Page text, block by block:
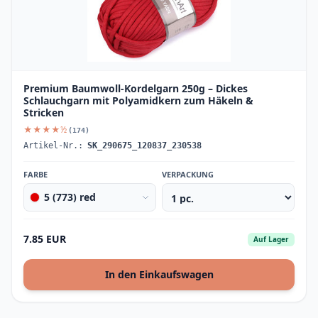
Premium Baumwoll-Kordelgarn 250g – Dickes
Schlauchgarn mit Polyamidkern zum Häkeln &
Stricken
★★★★½ (174)
Artikel-Nr.: SK_290675_120837_230538
FARBE
5 (773) red
VERPACKUNG
7.85 EUR Auf Lager
In den Einkaufswagen